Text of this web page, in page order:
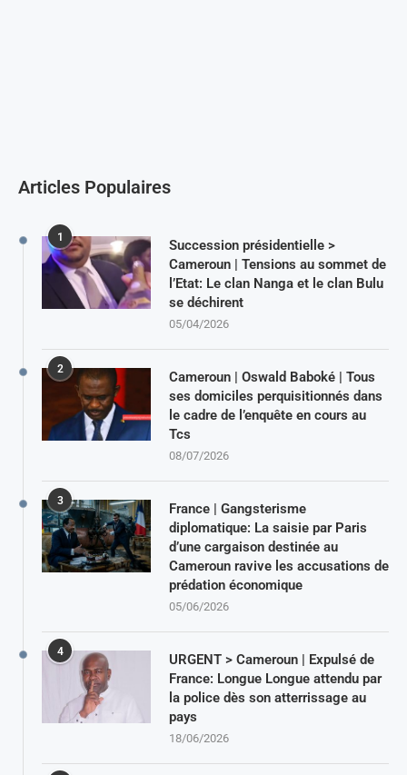
Articles Populaires
1
Succession présidentielle >
Cameroun | Tensions au sommet de
l’Etat: Le clan Nanga et le clan Bulu
se déchirent
05/04/2026
2
Cameroun | Oswald Baboké | Tous
ses domiciles perquisitionnés dans
le cadre de l’enquête en cours au
Tcs
08/07/2026
3
France | Gangsterisme
diplomatique: La saisie par Paris
d’une cargaison destinée au
Cameroun ravive les accusations de
prédation économique
05/06/2026
4
URGENT > Cameroun | Expulsé de
France: Longue Longue attendu par
la police dès son atterrissage au
pays
18/06/2026